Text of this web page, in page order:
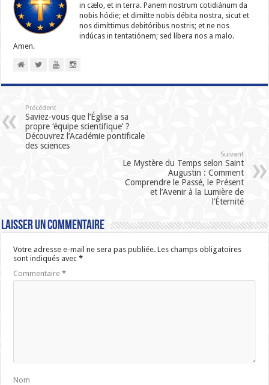
in cælo, et in terra. Panem nostrum cotidiánum da
nobis hódie; et dimítte nobis débita nostra, sicut et
nos dimíttimus debitóribus nostris; et ne nos
indúcas in ten­ta­tiónem; sed líbera nos a malo.
Amen.
Précédent
Saviez-vous que l’Église a sa
propre ‘équipe scientifique’ ?
Découvrez l’Académie pontificale
des sciences
Suivant
Le Mystère du Temps selon Saint
Augustin : Comment
Comprendre le Passé, le Présent
et l’Avenir à la Lumière de
l’Éternité
Laisser un commentaire
Votre adresse e-mail ne sera pas publiée. Les champs obligatoires
sont indiqués avec*
Commentaire*
Nom